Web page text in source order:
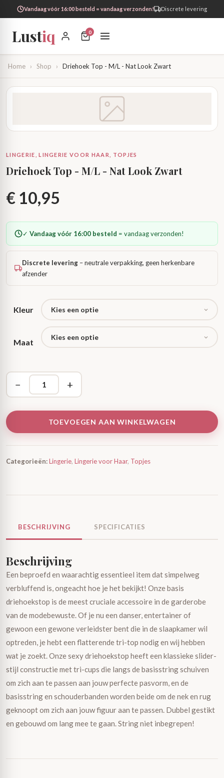
Vandaag vóór 16:00 besteld = vandaag verzonden! Discrete levering
Lustiq 0
Home › Shop › Driehoek Top - M/L - Nat Look Zwart
LINGERIE, LINGERIE VOOR HAAR, TOPJES
Driehoek Top - M/L - Nat Look Zwart
€ 10,95
✓ Vandaag vóór 16:00 besteld = vandaag verzonden!
Discrete levering – neutrale verpakking, geen herkenbare
afzender
Kleur
Maat
− +
TOEVOEGEN AAN WINKELWAGEN
Categorieën:Lingerie, Lingerie voor Haar, Topjes
BESCHRIJVING SPECIFICATIES
Beschrijving
Een beproefd en waarachtig essentieel item dat simpelweg
verbluffend is, ongeacht hoe je het bekijkt! Onze basis
driehoekstop is de meest cruciale accessoire in de garderobe
van de modebewuste. Of je nu een danser, entertainer of
gewoon een gewone verleidster bent die in de slaapkamer wil
optreden, je hebt een flatterende tri-top nodig en wij hebben
wat je zoekt. Onze sexy driehoekstop heeft een klassieke slider-
stijl constructie met tri-cups die langs de basisstring schuiven
om zich aan te passen aan jouw perfecte pasvorm, en de
basisstring en schouderbanden worden beide om de nek en rug
geknoopt om zich aan jouw figuur aan te passen. Dubbel gestikt
en gebouwd om lang mee te gaan. String niet inbegrepen!